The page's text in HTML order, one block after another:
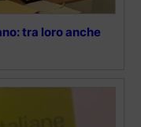
tra loro anche